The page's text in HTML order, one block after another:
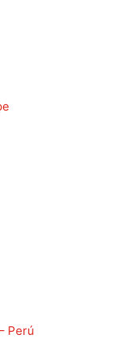
Perú